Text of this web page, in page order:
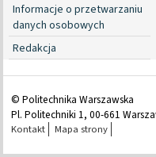
Informacje o przetwarzaniu
danych osobowych
Redakcja
© Politechnika Warszawska
Pl. Politechniki 1, 00-661
Kontakt Mapa strony